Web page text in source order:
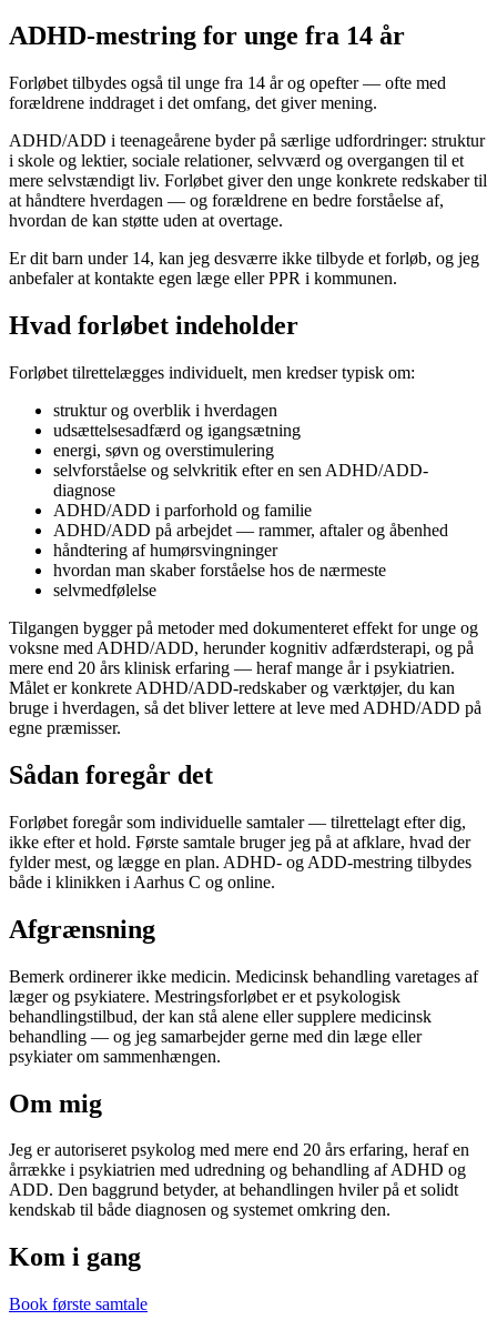
ADHD-mestring for unge fra 14 år
Forløbet tilbydes også til unge fra 14 år og opefter — ofte med
forældrene inddraget i det omfang, det giver mening.
ADHD/ADD i teenageårene byder på særlige udfordringer: struktur
i skole og lektier, sociale relationer, selvværd og overgangen til et
mere selvstændigt liv. Forløbet giver den unge konkrete redskaber til
at håndtere hverdagen — og forældrene en bedre forståelse af,
hvordan de kan støtte uden at overtage.
Er dit barn under 14, kan jeg desværre ikke tilbyde et forløb, og jeg
anbefaler at kontakte egen læge eller PPR i kommunen.
Hvad forløbet indeholder
Forløbet tilrettelægges individuelt, men kredser typisk om:
struktur og overblik i hverdagen
udsættelsesadfærd og igangsætning
energi, søvn og overstimulering
selvforståelse og selvkritik efter en sen ADHD/ADD-
diagnose
ADHD/ADD i parforhold og familie
ADHD/ADD på arbejdet — rammer, aftaler og åbenhed
håndtering af humørsvingninger
hvordan man skaber forståelse hos de nærmeste
selvmedfølelse
Tilgangen bygger på metoder med dokumenteret effekt for unge og
voksne med ADHD/ADD, herunder kognitiv adfærdsterapi, og på
mere end 20 års klinisk erfaring — heraf mange år i psykiatrien.
Målet er konkrete ADHD/ADD-redskaber og værktøjer, du kan
bruge i hverdagen, så det bliver lettere at leve med ADHD/ADD på
egne præmisser.
Sådan foregår det
Forløbet foregår som individuelle samtaler — tilrettelagt efter dig,
ikke efter et hold. Første samtale bruger jeg på at afklare, hvad der
fylder mest, og lægge en plan. ADHD- og ADD-mestring tilbydes
både i klinikken i Aarhus C og online.
Afgrænsning
Bemerk ordinerer ikke medicin. Medicinsk behandling varetages af
læger og psykiatere. Mestringsforløbet er et psykologisk
behandlingstilbud, der kan stå alene eller supplere medicinsk
behandling — og jeg samarbejder gerne med din læge eller
psykiater om sammenhængen.
Om mig
Jeg er autoriseret psykolog med mere end 20 års erfaring, heraf en
årrække i psykiatrien med udredning og behandling af ADHD og
ADD. Den baggrund betyder, at behandlingen hviler på et solidt
kendskab til både diagnosen og systemet omkring den.
Kom i gang
Book første samtale